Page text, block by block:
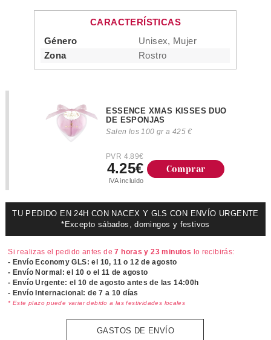
CARACTERÍSTICAS
Género
Unisex, Mujer
Zona
Rostro
ESSENCE XMAS KISSES DUO
DE ESPONJAS
Salen los 100 gr a 425 €
PVR 4.89€
4.25€
IVA incluido
Comprar
TU PEDIDO EN 24H CON NACEX Y GLS CON ENVÍO URGENTE
*Excepto sábados, domingos y festivos
Si realizas el pedido antes de7 horas y 23 minutos lo recibirás:
- Envío Economy GLS: el 10, 11 o 12 de agosto
- Envío Normal: el 10 o el 11 de agosto
- Envío Urgente: el10 de agosto antes de las 14:00h
- Envío Internacional: de 7 a 10 días
* Este plazo puede variar debido a las festividades locales
GASTOS DE ENVÍO